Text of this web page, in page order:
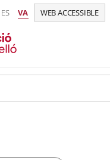
ES VA WEB ACCESSIBLE